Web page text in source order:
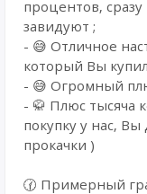
процентов,
завидуют ;
- 😅 Отличное
который Вы
- 😅 Огромный
- 🥋 Плюс тысяча
покупку у нас,
прокачки )
🕜 Примерный